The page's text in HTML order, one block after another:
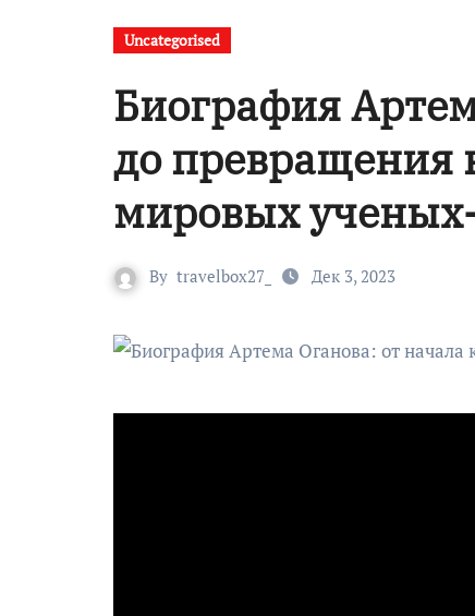
Uncategorised
Биография
до превращения
мировых
By travelbox27_ Дек 3, 2023